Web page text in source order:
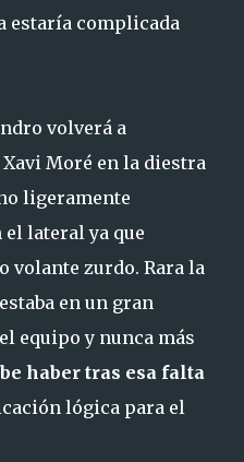
estaría complicada
volverá a
Moré en la diestra
ligeramente
lateral ya que
volante zurdo. Rara la
en un gran
equipo y nunca más
haber tras esa falta
lógica para el